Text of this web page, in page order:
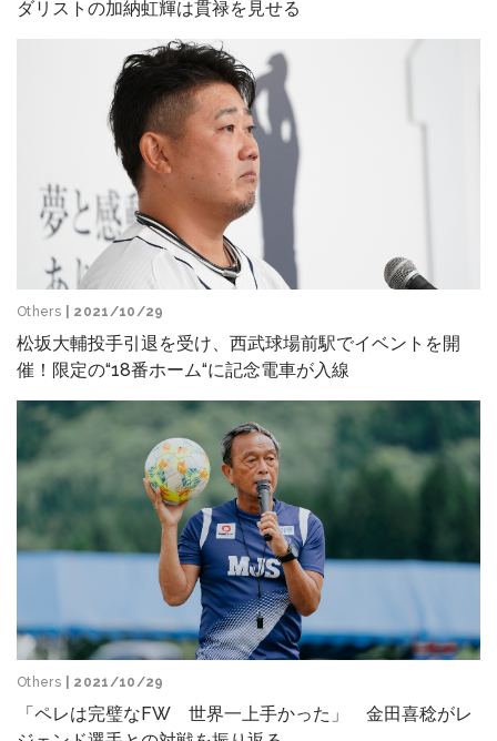
ダリストの加納虹輝は貫禄を見せる
Others | 2021/10/29
松坂大輔投手引退を受け、西武球場前駅でイベントを開
催！限定の“18番ホーム“に記念電車が入線
Others | 2021/10/29
「ペレは完璧なFW 世界一上手かった」 金田喜稔がレ